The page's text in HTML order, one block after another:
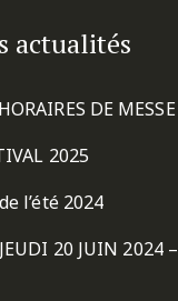
actualités
DE MESSE
2025
l’été 2024
20 JUIN 2024 –